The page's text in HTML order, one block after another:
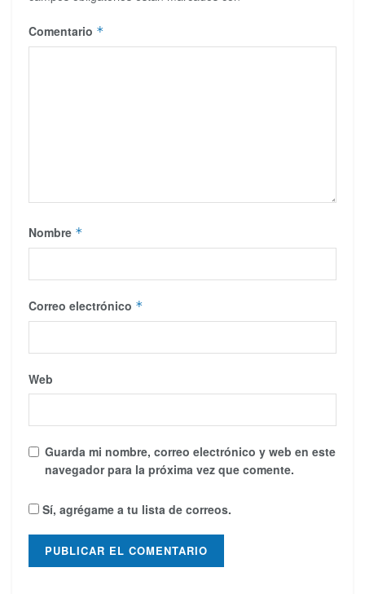
Comentario *
Nombre *
Correo electrónico *
Web
Guarda mi nombre, correo electrónico y web en este
navegador para la próxima vez que comente.
Sí, agrégame a tu lista de correos.